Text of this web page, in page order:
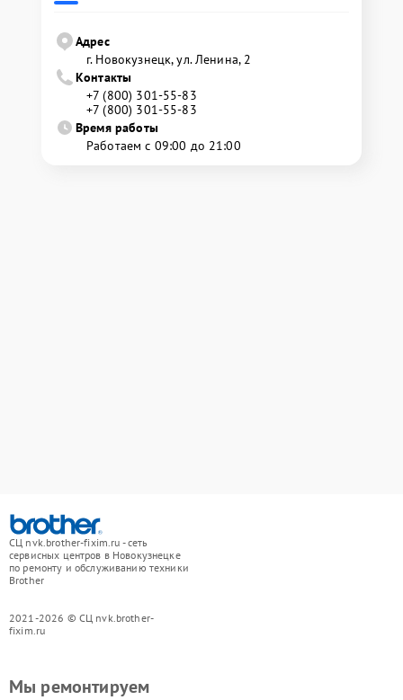
Адрес
г. Новокузнецк, ул. Ленина, 2
Контакты
+7 (800) 301-55-83
+7 (800) 301-55-83
Время работы
Работаем с 09:00 до 21:00
СЦ nvk.brother-fixim.ru - сеть
сервисных центров в Новокузнецке
по ремонту и обслуживанию техники
Brother
2021-2026 © СЦ nvk.brother-
fixim.ru
Мы ремонтируем